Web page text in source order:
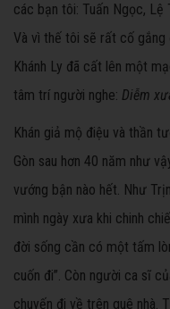
các bạn tôi: Tuấn Ngọc, Lệ
Và vì thế tôi sẽ rất cố gắng
Khánh Ly đã cất lên một
tâm trí người nghe: Diễm
Khán giả mộ điệu và thần
Gòn sau hơn 40 năm như
vướng bận nào hết. Như
mình ngày xưa khi chinh
đời sống cần có một tấm
cuốn đi”. Còn người ca sĩ
chuyến đi về trên quê nhà.